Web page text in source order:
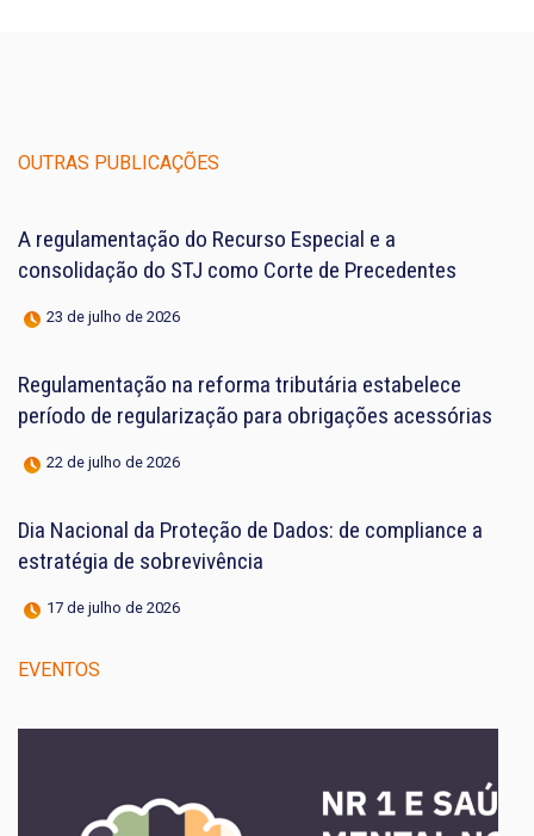
OUTRAS PUBLICAÇÕES
A regulamentação do Recurso Especial e a
consolidação do STJ como Corte de Precedentes
23 de julho de 2026
Regulamentação na reforma tributária estabelece
período de regularização para obrigações acessórias
22 de julho de 2026
Dia Nacional da Proteção de Dados: de compliance a
estratégia de sobrevivência
17 de julho de 2026
EVENTOS